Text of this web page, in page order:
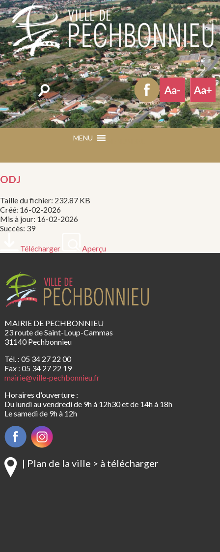
Rechercher
ODJ
Taille du fichier: 232.87 KB
Créé: 16-02-2026
Mis à jour: 16-02-2026
Succès: 39
Télécharger Aperçu
MAIRIE DE PECHBONNIEU
23 route de Saint-Loup-Cammas
31140 Pechbonnieu
Tél. : 05 34 27 22 00
Fax : 05 34 27 22 19
mairie@ville-pechbonnieu.fr
Horaires d'ouverture :
Du lundi au vendredi de 9h à 12h30 et de 14h à 18h
Le samedi de 9h à 12h
| Plan de la ville > à télécharger